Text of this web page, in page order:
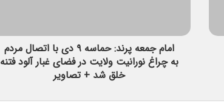
امام جمعه پرند: حماسه ۹ دی با اتصال مردم
به چراغ نورانیت ولایت در فضای غبار آلود فتنه
خلق شد + تصاویر